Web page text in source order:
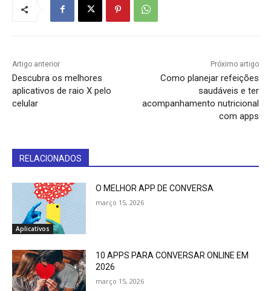
Artigo anterior
Descubra os melhores
aplicativos de raio X pelo
celular
Próximo artigo
Como planejar refeições
saudáveis e ter
acompanhamento nutricional
com apps
RELACIONADOS
Aplicativos
O MELHOR APP DE CONVERSA
março 15, 2026
10 APPS PARA CONVERSAR ONLINE EM
2026
março 15, 2026